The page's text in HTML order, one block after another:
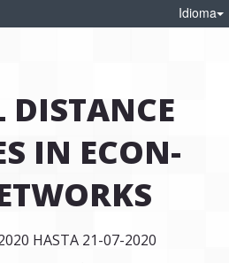
Idioma
DISTANCE
IN ECON-
HASTA 21-07-2020